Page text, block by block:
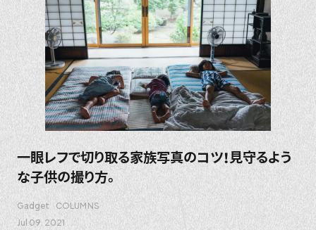
一眼レフで切り取る家族写真のコツ！見守るよう
な子供の撮り方。
Gadget
COLUMNS
Jul 09. 2021